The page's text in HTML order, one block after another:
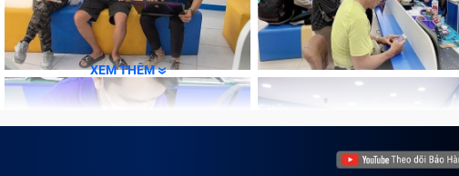
XEM THÊM